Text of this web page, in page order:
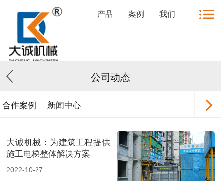
产品 案例 我们
公司动态
合作案例 新闻中心
大诚机械：为建筑工程提供
施工电梯整体解决方案
2022-10-27